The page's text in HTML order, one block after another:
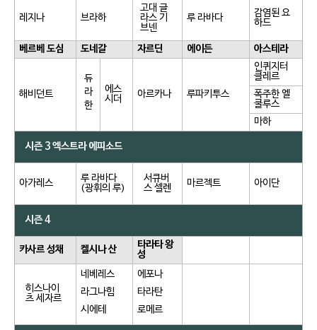
레지나 브라하
고대 글
라스 기
브넨
루 라바다
감염된 요
하드
베르베 도심 도네갈 자르딘 에이든 아스테라
해비던트
듀
라
한
에스
시더
아르카나 루파키투스
인퀴지터
클레르
폭주한 엘
쿨루스
마하
시즌 3 엑스트라 에피소드
아가레스
루 라바다
(광휘의 루)
서큐버
스 셀렌
마르젝트 아이단
시즌 4
카사르 성채 켈시나 산
타라타 왕
성
히스나이
츠 세자르
네베레스
라그나힘
시에테
에포나
타라탄
로메르